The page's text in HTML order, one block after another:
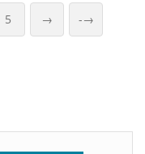
5 → -→